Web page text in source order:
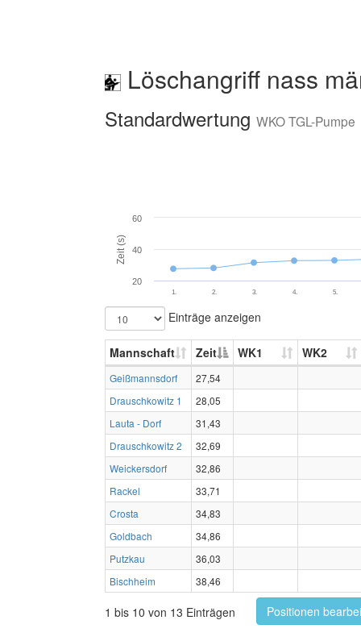
Löschangriff nass
Standardwertung WKO TGL-Pumpe
Zeit (s)
1. 2. 3. 4. 5.
20
40
60
Einträge anzeigen
Mannschaft Zeit WK1 WK2
Geißmannsdorf
27,54
Drauschkowitz 1
28,05
Lauta - Dorf
31,43
Drauschkowitz 2
32,69
Weickersdorf
32,86
Rackel
33,71
Crosta
34,83
Goldbach
34,86
Putzkau
36,03
Bischheim
38,46
1 bis 10 von 13 Einträgen Positionen